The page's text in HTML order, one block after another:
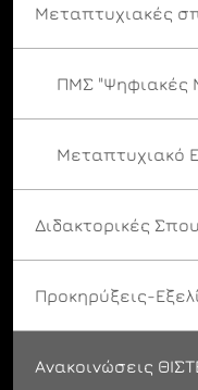
Μεταπτυχιακές
ΠΜΣ "Ψηφιακές
Μεταπτυχιακό
Διδακτορικές
Προκηρύξεις-
Ανακοινώσεις